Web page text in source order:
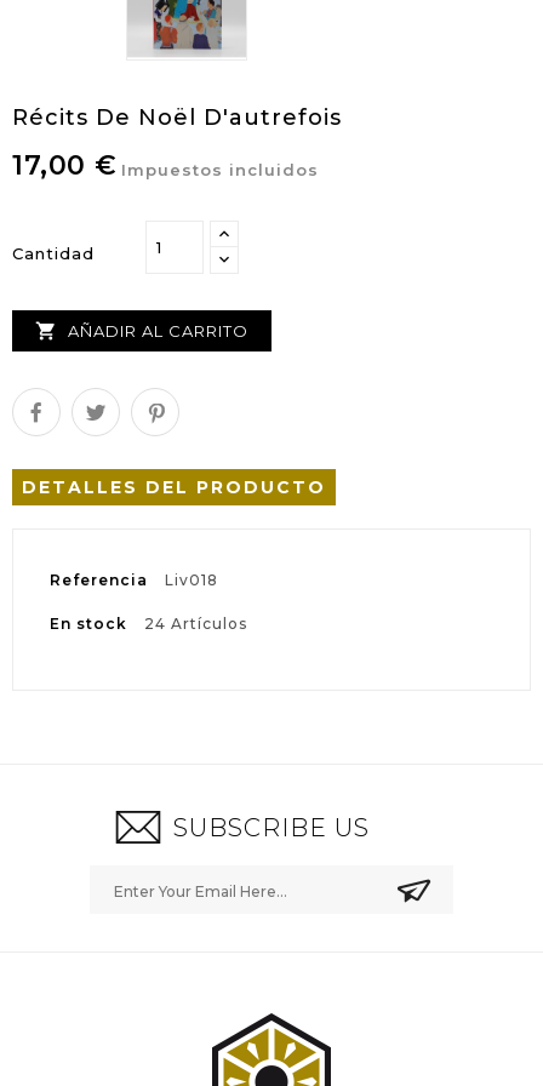
Récits De Noël D'autrefois
17,00 € Impuestos incluidos
Cantidad
 AÑADIR AL CARRITO
DETALLES DEL PRODUCTO
Referencia Liv018
En stock 24 Artículos
SUBSCRIBE US